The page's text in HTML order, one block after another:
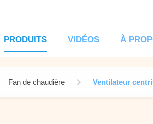
PRODUITS VIDÉOS À
Fan de chaudière Ventilateur